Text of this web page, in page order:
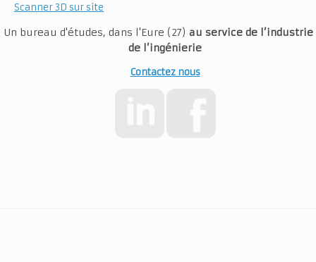
Scanner 3D sur site
Un bureau d'études, dans l'Eure (27) au service de
de l’ingénierie
Contactez nous